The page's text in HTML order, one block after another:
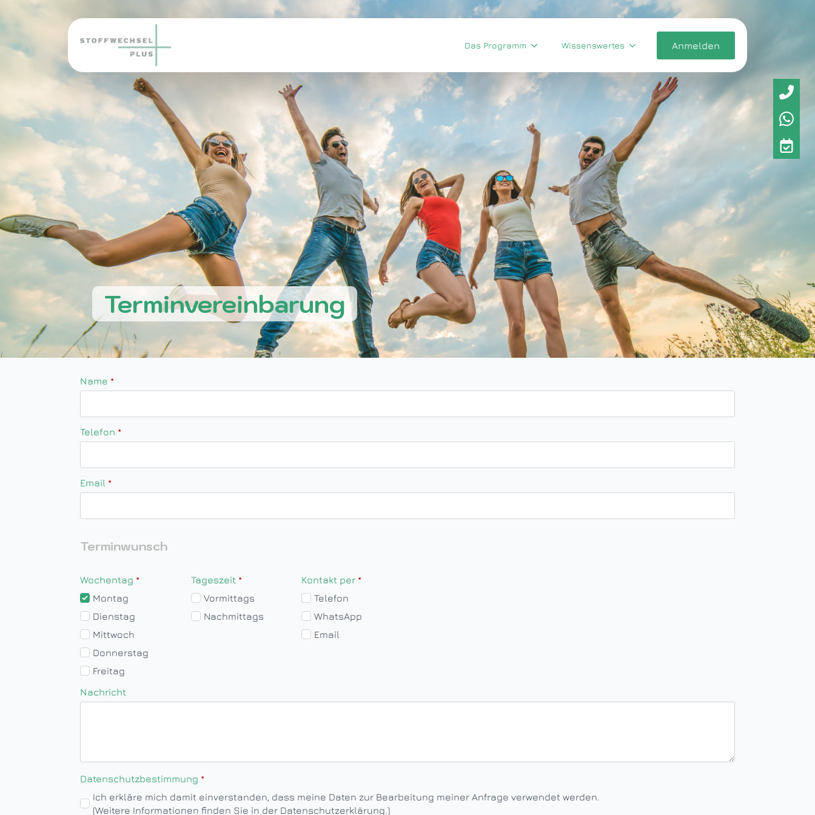
Das Programm Wissenswertes Anmelden
Terminvereinbarung
Name *
Telefon *
Email *
Terminwunsch
Wochentag *
Montag
Dienstag
Mittwoch
Donnerstag
Freitag
Tageszeit *
Vormittags
Nachmittags
Kontakt per *
Telefon
WhatsApp
Email
Nachricht
Datenschutzbestimmung *
Ich erkläre mich damit einverstanden, dass meine Daten zur Bearbeitung meiner Anfrage verwendet werden.
(Weitere Informationen finden Sie in der Datenschutzerklärung.)